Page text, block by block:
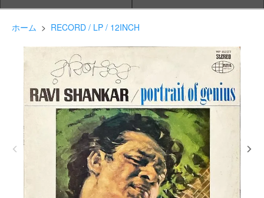
ホーム > RECORD / LP / 12INCH